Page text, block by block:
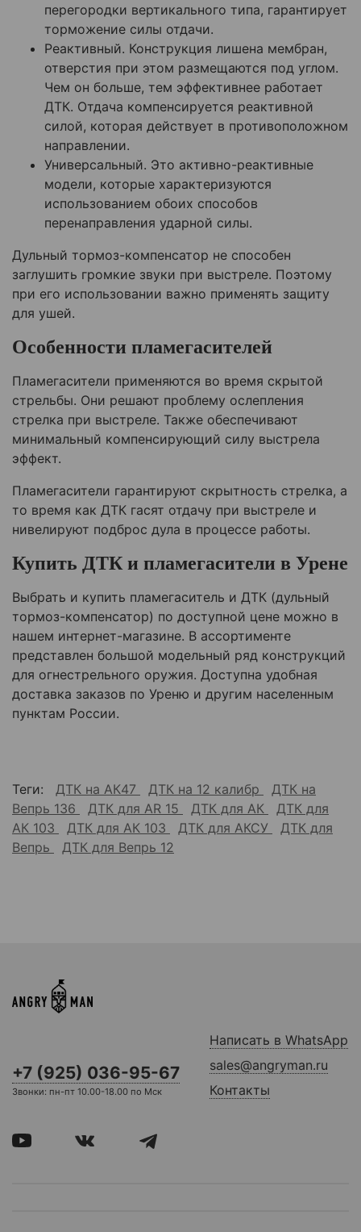
перегородки вертикального типа, гарантирует
торможение силы отдачи.
Реактивный. Конструкция лишена мембран,
отверстия при этом размещаются под углом.
Чем он больше, тем эффективнее работает
ДТК. Отдача компенсируется реактивной
силой, которая действует в противоположном
направлении.
Универсальный. Это активно-реактивные
модели, которые характеризуются
использованием обоих способов
перенаправления ударной силы.
Дульный тормоз-компенсатор не способен
заглушить громкие звуки при выстреле. Поэтому
при его использовании важно применять защиту
для ушей.
Особенности пламегасителей
Пламегасители применяются во время скрытой
стрельбы. Они решают проблему ослепления
стрелка при выстреле. Также обеспечивают
минимальный компенсирующий силу выстрела
эффект.
Пламегасители гарантируют скрытность стрелка, а
то время как ДТК гасят отдачу при выстреле и
нивелируют подброс дула в процессе работы.
Купить ДТК и пламегасители в Урене
Выбрать и купить пламегаситель и ДТК (дульный
тормоз-компенсатор) по доступной цене можно в
нашем интернет-магазине. В ассортименте
представлен большой модельный ряд конструкций
для огнестрельного оружия. Доступна удобная
доставка заказов по Уреню и другим населенным
пунктам России.
Теги: ДТК на АК47 ДТК на 12 калибр
ДТК на
Вепрь 136
ДТК для AR 15 ДТК для АК
ДТК для
АК 103
ДТК для АК 103 ДТК для АКСУ
ДТК для
Вепрь
ДТК для Вепрь 12
+7 (925) 036-95-67
Звонки: пн-пт 10.00-18.00 по Мск
Написать в WhatsApp
sales@angryman.ru
Контакты